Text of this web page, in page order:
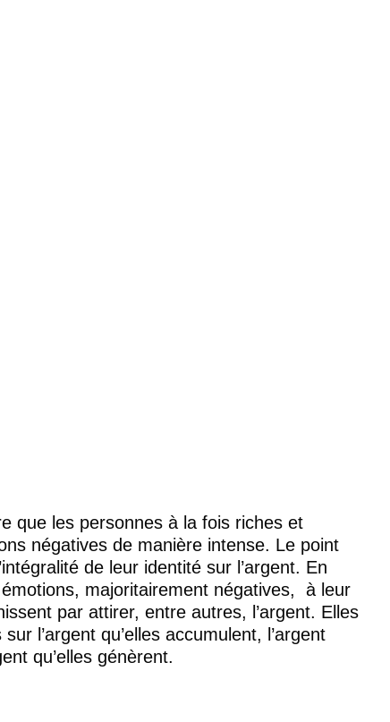
que les personnes à la fois riches et
négatives de manière intense. Le point
de leur identité sur l’argent. En
majoritairement négatives,  à leur
par attirer, entre autres, l’argent. Elles
l’argent qu’elles accumulent, l’argent
qu’elles génèrent.